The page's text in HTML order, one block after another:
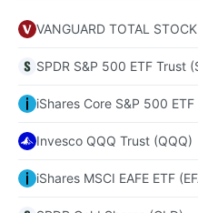
VANGUARD TOTAL
SPDR S&P 500 ETF Trust
iShares Core S&P 500 ETF
Invesco QQQ Trust (QQQ)
iShares MSCI EAFE ETF